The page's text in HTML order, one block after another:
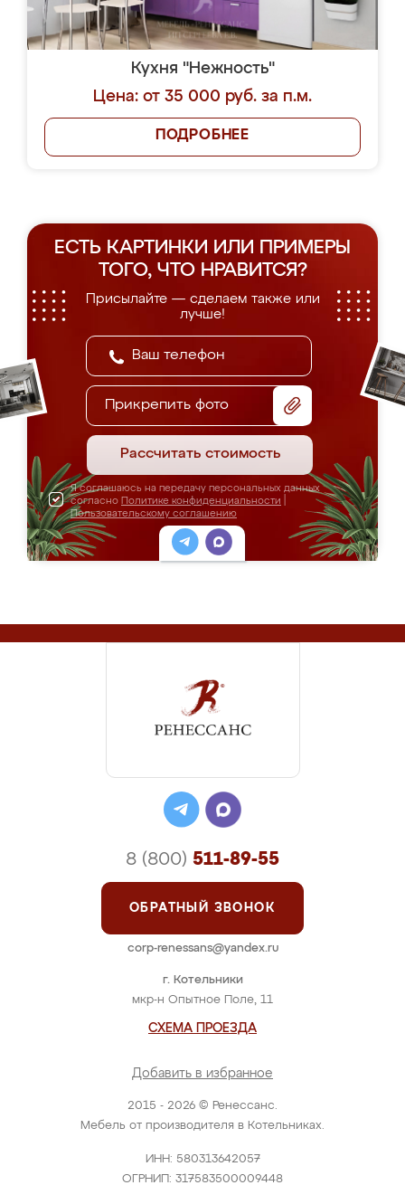
Кухня "Нежность"
Цена: от 35 000 руб. за п.м.
ПОДРОБНЕЕ
ЕСТЬ КАРТИНКИ ИЛИ ПРИМЕРЫ
ТОГО, ЧТО НРАВИТСЯ?
Присылайте — сделаем также или
лучше!
Прикрепить фото
Рассчитать стоимость
Я соглашаюсь на передачу персональных данных
согласно Политике конфиденциальности
Пользовательскому соглашению
2015 - 2026 © Ренессанс.
Мебель от производителя в Котельниках.
ИНН: 580313642057
ОГРНИП: 317583500009448
г. Котельники
мкр-н Опытное Поле, 11
СХЕМА ПРОЕЗДА
Добавить в избранное
8 (800) 511-89-55
ОБРАТНЫЙ ЗВОНОК
corp-renessans@yandex.ru